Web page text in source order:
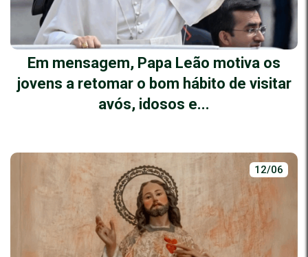
Em mensagem, Papa Leão motiva os
jovens a retomar o bom hábito de visitar
avós, idosos e...
12/06